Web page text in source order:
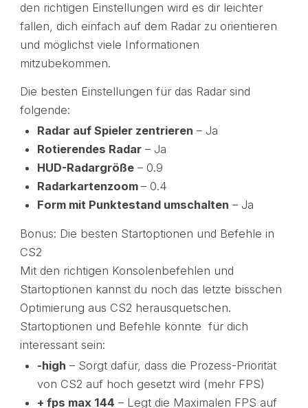
den richtigen Einstellungen wird es dir leichter
fallen, dich einfach auf dem Radar zu orientieren
und möglichst viele Informationen
mitzubekommen.
Die besten Einstellungen für das Radar sind
folgende:
Radar auf Spieler zentrieren – Ja
Rotierendes Radar– Ja
HUD-Radargröße– 0.9
Radarkartenzoom – 0.4
Form mit Punktestand umschalten – Ja
Bonus: Die besten Startoptionen und Befehle in
CS2
Mit den richtigen Konsolenbefehlen und
Startoptionen kannst du noch das letzte bisschen
Optimierung aus CS2 herausquetschen.
Startoptionen und Befehle könnte für dich
interessant sein:
-high – Sorgt dafür, dass die Prozess-Priorität
von CS2 auf hoch gesetzt wird (mehr FPS)
+ fps max 144 – Legt die Maximalen FPS auf